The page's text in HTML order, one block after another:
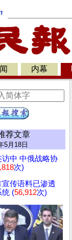
内幕
荐文章
5月18日
访中 中俄战略协
次)
传语料已渗透
统 (56,912次)